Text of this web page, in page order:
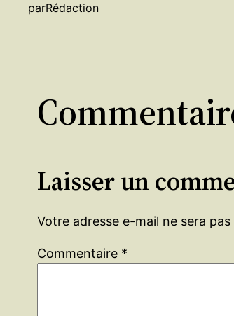
parRédaction
Laisser un
Votre adresse e-mail ne sera pas
Commentaire *